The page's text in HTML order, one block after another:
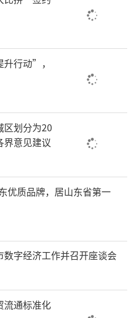
行动”，
区划分为20
界意见建议
优质品牌，居山东省第一
字经济工作并召开座谈会
流通标准化